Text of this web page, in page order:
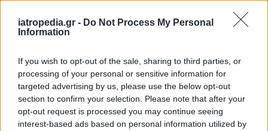
iatropedia.gr - Do Not Process My Personal
Information
If you wish to opt-out of the sale, sharing to third parties, or
processing of your personal or sensitive information for
targeted advertising by us, please use the below opt-out
section to confirm your selection. Please note that after your
opt-out request is processed you may continue seeing
interest-based ads based on personal information utilized by
Σαμοθράκη: Αγωνιώδης επιχείρηση διάσωσης
15χρονης – Τραυματίστηκε σε δύσβατο σημείο στη
Γριά Βάθρα